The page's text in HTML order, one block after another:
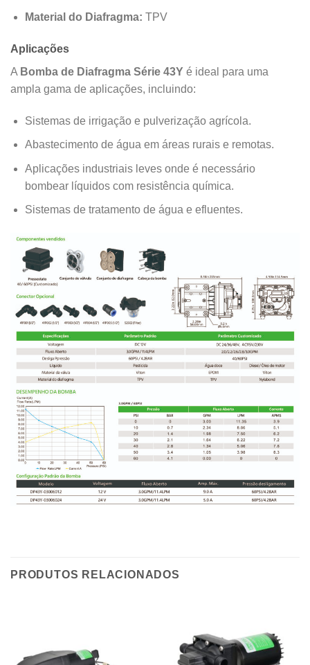
Material do Diafragma: TPV
Aplicações
A Bomba de Diafragma Série 43Y é ideal para uma
ampla gama de aplicações, incluindo:
Sistemas de irrigação e pulverização agrícola.
Abastecimento de água em áreas rurais e remotas.
Aplicações industriais leves onde é necessário
bombear líquidos com resistência química.
Sistemas de tratamento de água e efluentes.
PRODUTOS RELACIONADOS